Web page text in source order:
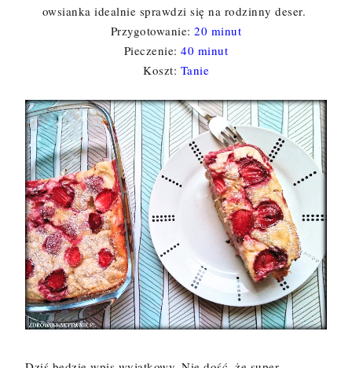
owsianka idealnie sprawdzi się na rodzinny deser.
Przygotowanie:20 minut
Pieczenie:40 minut
Koszt: Tanie